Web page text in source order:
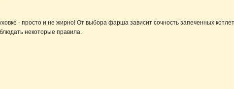
- просто и не жирно! От выбора фарша зависит сочность запеченных
некоторые правила.